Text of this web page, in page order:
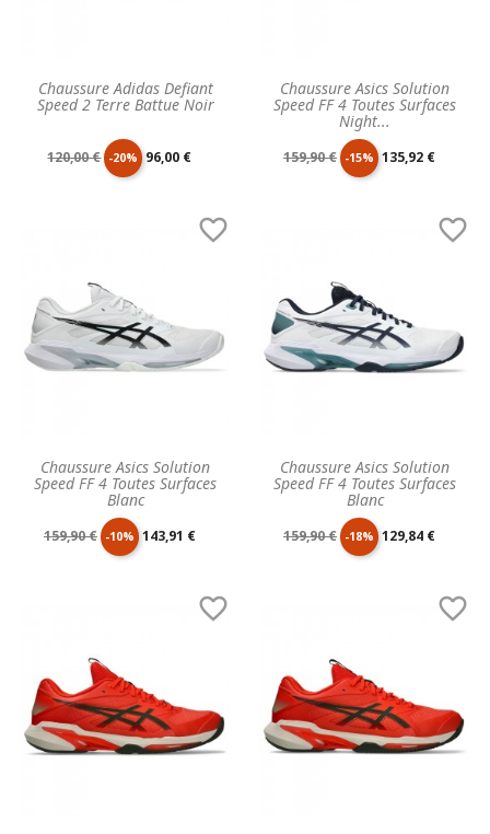
Chaussure Adidas Defiant
Speed 2 Terre Battue Noir
Prix
120,00 € -20% Prix
96,00 €
Chaussure Asics Solution
Speed FF 4 Toutes Surfaces
Night...
Prix
159,90 € -15% Prix
135,92 €
Chaussure Asics Solution
Speed FF 4 Toutes Surfaces
Blanc

Prix
159,90 € -10% Prix
143,91 €
Chaussure Asics Solution
Speed FF 4 Toutes Surfaces
Blanc

Prix
159,90 € -18% Prix
129,84 €
 